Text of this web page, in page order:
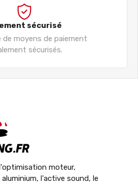
sécurisé
de moyens de paiement
sécurisés.
moteur,
l'active sound, le